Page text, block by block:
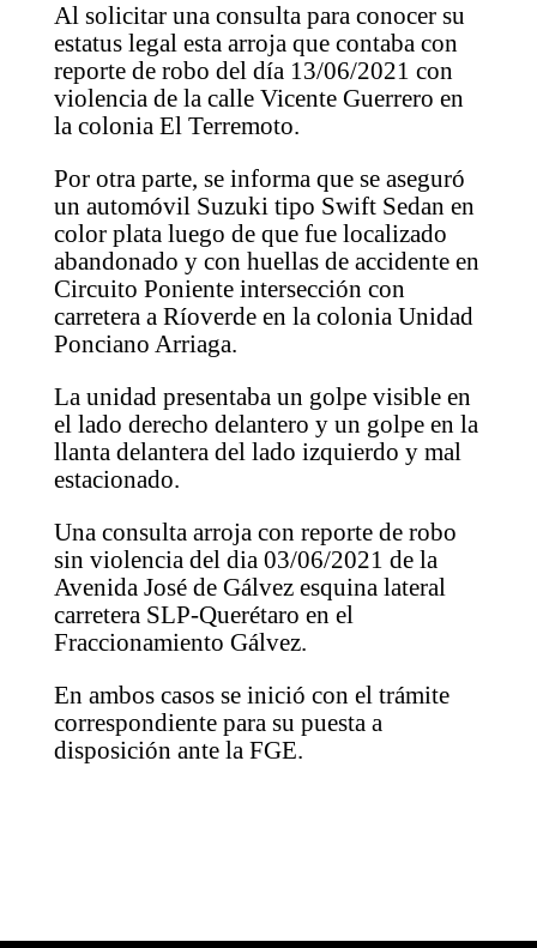
Al solicitar una consulta para conocer su
estatus legal esta arroja que contaba con
reporte de robo del día 13/06/2021 con
violencia de la calle Vicente Guerrero en
la colonia El Terremoto.
Por otra parte, se informa que se aseguró
un automóvil Suzuki tipo Swift Sedan en
color plata luego de que fue localizado
abandonado y con huellas de accidente en
Circuito Poniente intersección con
carretera a Ríoverde en la colonia Unidad
Ponciano Arriaga.
La unidad presentaba un golpe visible en
el lado derecho delantero y un golpe en la
llanta delantera del lado izquierdo y mal
estacionado.
Una consulta arroja con reporte de robo
sin violencia del dia 03/06/2021 de la
Avenida José de Gálvez esquina lateral
carretera SLP-Querétaro en el
Fraccionamiento Gálvez.
En ambos casos se inició con el trámite
correspondiente para su puesta a
disposición ante la FGE.